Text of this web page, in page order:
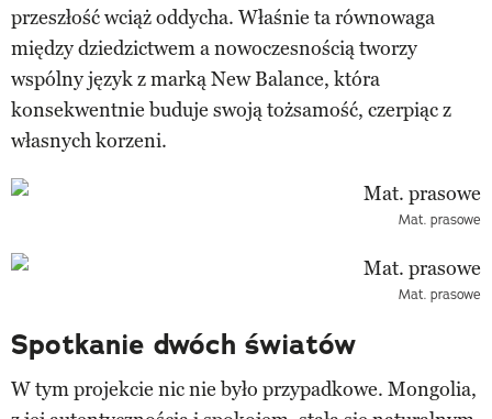
przeszłość wciąż oddycha. Właśnie ta równowaga
między dziedzictwem a nowoczesnością tworzy
wspólny język z marką New Balance, która
konsekwentnie buduje swoją tożsamość, czerpiąc z
własnych korzeni.
Mat. prasowe
Mat. prasowe
Spotkanie dwóch światów
W tym projekcie nic nie było przypadkowe. Mongolia,